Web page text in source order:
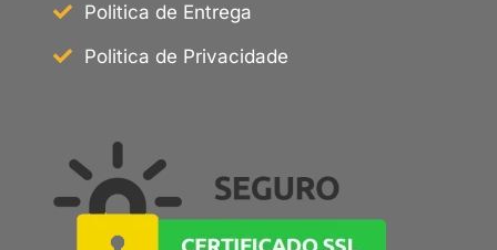
Politica de Entrega
Politica de Privacidade